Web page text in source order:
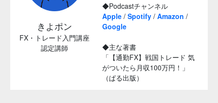
きよポン
FX・トレード入門講座
認定講師
◆Podcastチャンネル
Apple /Spotify /Amazon /
Google
◆主な著書
「【通勤FX】戦国トレード 気
がついたら月収100万円！」
（ぱる出版）